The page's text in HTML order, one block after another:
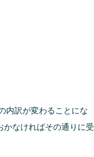
内訳が変わることにな
かなければその通りに受